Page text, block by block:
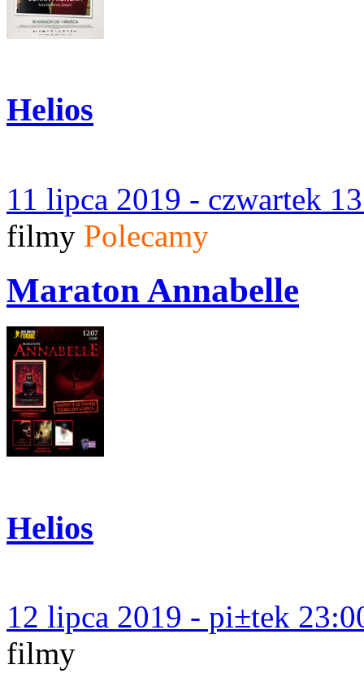
Helios
11 lipca 2019 - czwartek
filmy Polecamy
Maraton Annabelle
Helios
12 lipca 2019 - pi±tek
filmy